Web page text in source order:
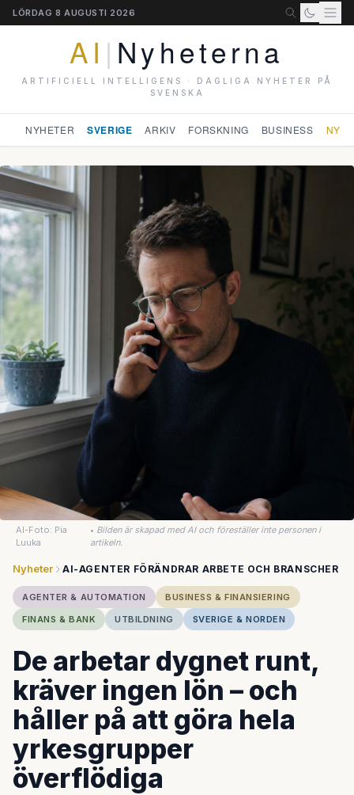
LÖRDAG 8 AUGUSTI 2026
AI | Nyheterna
ARTIFICIELL INTELLIGENS · DAGLIGA NYHETER PÅ
SVENSKA
NYHETER SVERIGE ARKIV FORSKNING BUSINESS
AI-Foto: Pia
Luuka
• Bilden är skapad med AI och föreställer inte personen i
artikeln.
Nyheter AI-AGENTER FÖRÄNDRAR ARBETE OCH BRANSCHER
AGENTER & AUTOMATION
BUSINESS & FINANSIERING
FINANS & BANK
UTBILDNING SVERIGE & NORDEN
De arbetar dygnet runt,
kräver ingen lön – och
håller på att göra hela
yrkesgrupper
överflödiga